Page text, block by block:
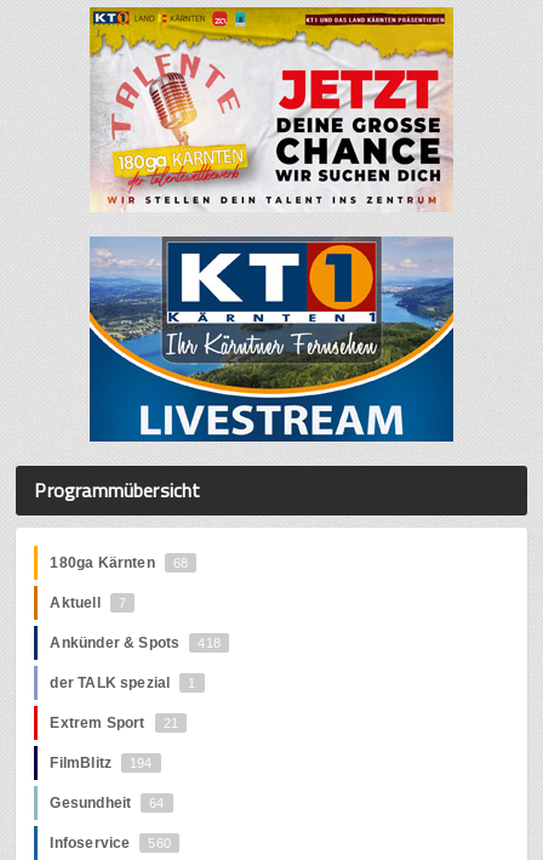
Programmübersicht
180ga Kärnten 68
Aktuell 7
Ankünder & Spots 418
der TALK spezial 1
Extrem Sport 21
FilmBlitz 194
Gesundheit 64
Infoservice 560